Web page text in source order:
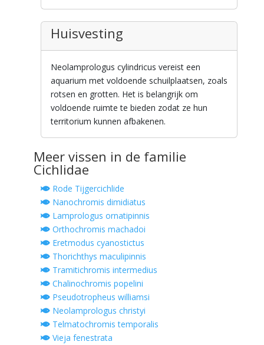
Huisvesting
Neolamprologus cylindricus vereist een
aquarium met voldoende schuilplaatsen, zoals
rotsen en grotten. Het is belangrijk om
voldoende ruimte te bieden zodat ze hun
territorium kunnen afbakenen.
Meer vissen in de familie
Cichlidae
Rode Tijgercichlide
Nanochromis dimidiatus
Lamprologus ornatipinnis
Orthochromis machadoi
Eretmodus cyanostictus
Thorichthys maculipinnis
Tramitichromis intermedius
Chalinochromis popelini
Pseudotropheus williamsi
Neolamprologus christyi
Telmatochromis temporalis
Vieja fenestrata